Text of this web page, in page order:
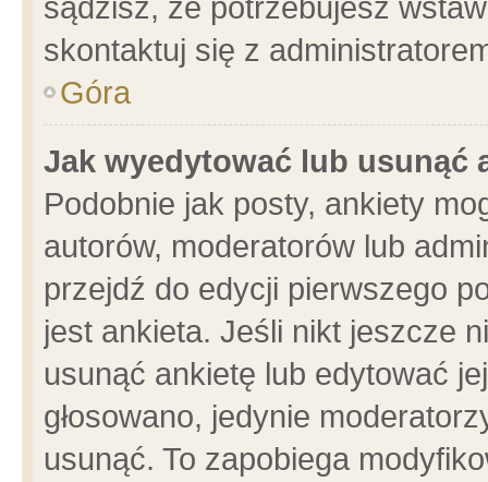
skontaktuj się z
Góra
Jak wyedytować lub usunąć
Podobnie jak posty, ankiety
autorów, moderatorów lub
przejdź do edycji pierwszego
jest ankieta. Jeśli nikt jeszcze
usunąć ankietę lub edytować
głosowano, jedynie
usunąć. To zapobiega